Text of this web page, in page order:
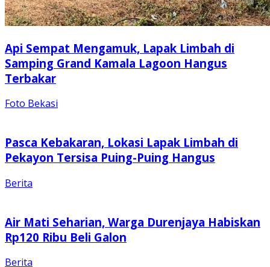
Api Sempat Mengamuk, Lapak Limbah di
Samping Grand Kamala Lagoon Hangus
Terbakar
Foto Bekasi
Pasca Kebakaran, Lokasi Lapak Limbah di
Pekayon Tersisa Puing-Puing Hangus
Berita
Air Mati Seharian, Warga Durenjaya Habiskan
Rp120 Ribu Beli Galon
Berita